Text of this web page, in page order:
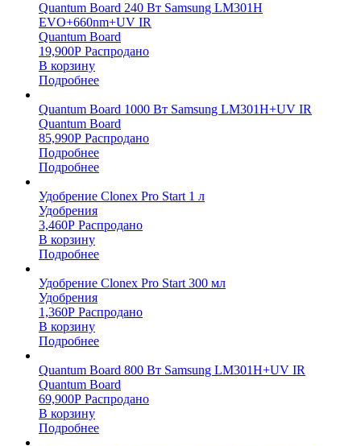
Quantum Board 240 Вт Samsung LM301H
EVO+660nm+UV IR
Quantum Board
19,900Р Распродано
В корзину
Подробнее
Quantum Board 1000 Вт Samsung LM301H+UV IR
Quantum Board
85,990Р Распродано
Подробнее
Подробнее
Удобрение Clonex Pro Start 1 л
Удобрения
3,460Р Распродано
В корзину
Подробнее
Удобрение Clonex Pro Start 300 мл
Удобрения
1,360Р Распродано
В корзину
Подробнее
Quantum Board 800 Вт Samsung LM301H+UV IR
Quantum Board
69,900Р Распродано
В корзину
Подробнее